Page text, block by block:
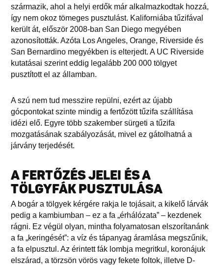
származik, ahol a helyi erdők már alkalmazkodtak hozzá,
így nem okoz tömeges pusztulást. Kaliforniába tűzifával
került át, először 2008-ban San Diego megyében
azonosították. Azóta Los Angeles, Orange, Riverside és
San Bernardino megyékben is elterjedt. A UC Riverside
kutatásai szerint eddig legalább 200 000 tölgyet
pusztított el az államban.
A szú nem tud messzire repülni, ezért az újabb
gócpontokat szinte mindig a fertőzött tűzifa szállítása
idézi elő. Egyre több szakember sürgeti a tűzifa
mozgatásának szabályozását, mivel ez gátolhatná a
járvány terjedését.
A FERTŐZÉS JELEI ÉS A
TÖLGYFÁK PUSZTULÁSA
A bogár a tölgyek kérgére rakja le tojásait, a kikelő lárvák
pedig a kambiumban – ez a fa „érhálózata” – kezdenek
rágni. Ez végül olyan, mintha folyamatosan elszorítanánk
a fa „keringését”: a víz és tápanyag áramlása megszűnik,
a fa elpusztul. Az érintett fák lombja megritkul, koronájuk
elszárad, a törzsön vörös vagy fekete foltok, illetve D-